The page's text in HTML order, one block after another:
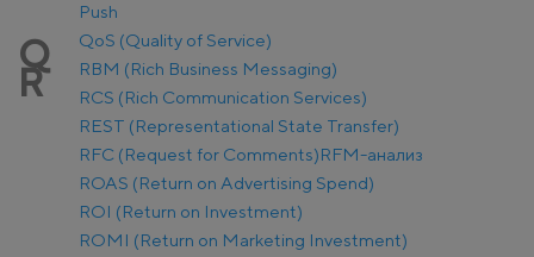
Push
Q QoS (Quality of Service)
R
RBM (Rich Business Messaging)
RCS (Rich Communication Services)
REST (Representational State Transfer)
RFC (Request for Comments)RFM-анализ
ROAS (Return on Advertising Spend)
ROI (Return on Investment)
ROMI (Return on Marketing Investment)